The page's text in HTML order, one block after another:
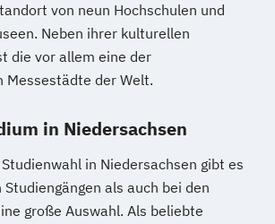
von neun Hochschulen und
Neben ihrer kulturellen
die vor allem eine der
Messestädte der Welt.
in Niedersachsen
in Niedersachsen gibt es
als auch bei den
große Auswahl. Als beliebte